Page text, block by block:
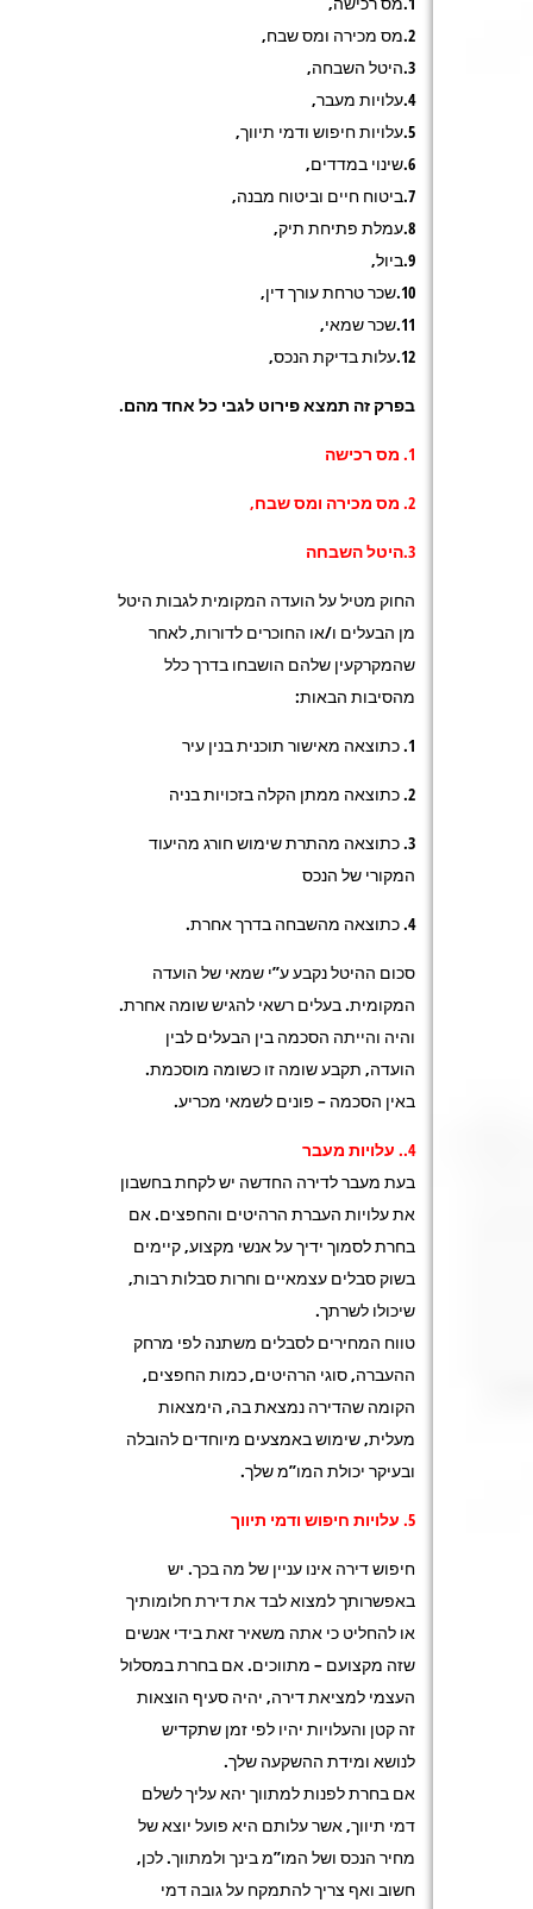
2.מס מכירה ומס שבח,
3.היטל השבחה,
4.עלויות מעבר,
5.עלויות חיפוש ודמי תיווך,
6.שינוי במדדים,
7.ביטוח חיים וביטוח מבנה,
8.עמלת פתיחת תיק,
9.ביול,
10.שכר טרחת עורך דין,
11.שכר שמאי,
12.עלות בדיקת הנכס,
בפרק זה תמצא פירוט לגבי כל אחד מהם.
1. מס רכישה
2. מס מכירה ומס שבח,
3.היטל השבחה
החוק מטיל על הועדה המקומית לגבות היטל
מן הבעלים ו/או החוכרים לדורות, לאחר
שהמקרקעין שלהם הושבחו בדרך כלל
מהסיבות הבאות:
1. כתוצאה מאישור תוכנית בנין עיר
2. כתוצאה ממתן הקלה בזכויות בניה
3. כתוצאה מהתרת שימוש חורג מהיעוד
המקורי של הנכס
4. כתוצאה מהשבחה בדרך אחרת.
סכום ההיטל נקבע ע”י שמאי של הועדה
המקומית. בעלים רשאי להגיש שומה אחרת.
והיה והייתה הסכמה בין הבעלים לבין
הועדה, תקבע שומה זו כשומה מוסכמת.
באין הסכמה – פונים לשמאי מכריע.
4.. עלויות מעבר
בעת מעבר לדירה החדשה יש לקחת בחשבון
את עלויות העברת הרהיטים והחפצים. אם
בחרת לסמוך ידיך על אנשי מקצוע, קיימים
בשוק סבלים עצמאיים וחרות סבלות רבות,
שיכולו לשרתך.
טווח המחירים לסבלים משתנה לפי מרחק
ההעברה, סוגי הרהיטים, כמות החפצים,
הקומה שהדירה נמצאת בה, הימצאות
מעלית, שימוש באמצעים מיוחדים להובלה
ובעיקר יכולת המו”מ שלך.
5. עלויות חיפוש ודמי תיווך
חיפוש דירה אינו עניין של מה בכך. יש
באפשרותך למצוא לבד את דירת חלומותיך
או להחליט כי אתה משאיר זאת בידי אנשים
שזה מקצועם – מתווכים. אם בחרת במסלול
העצמי למציאת דירה, יהיה סעיף הוצאות
זה קטן והעלויות יהיו לפי זמן שתקדיש
לנושא ומידת ההשקעה שלך.
אם בחרת לפנות למתווך יהא עליך לשלם
דמי תיווך, אשר עלותם היא פועל יוצא של
מחיר הנכס ושל המו”מ בינך ולמתווך. לכן,
חשוב ואף צריך להתמקח על גובה דמי